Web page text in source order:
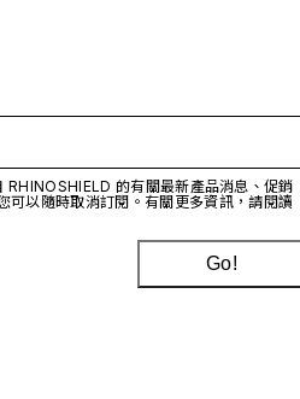
RHINOSHIELD 的有關最新產品消息、促銷
可以隨時取消訂閱。有關更多資訊，請閱讀
Go!